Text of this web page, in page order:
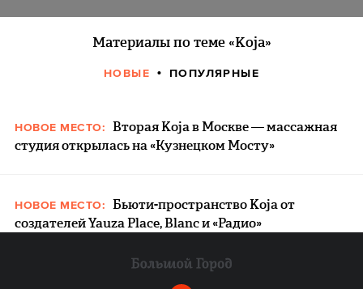
Материалы по теме «Koja»
НОВЫЕ ПОПУЛЯРНЫЕ
НОВОЕ МЕСТО: Вторая Koja в Москве — массажная
студия открылась на «Кузнецком Мосту»
НОВОЕ МЕСТО: Бьюти-пространство Koja от
создателей Yauza Place, Blanc и «Радио»